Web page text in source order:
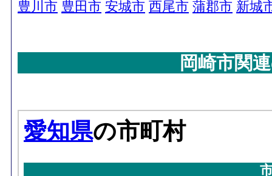
豊川市 豊田市 安城市 西尾市 蒲郡市 新城
岡崎市関